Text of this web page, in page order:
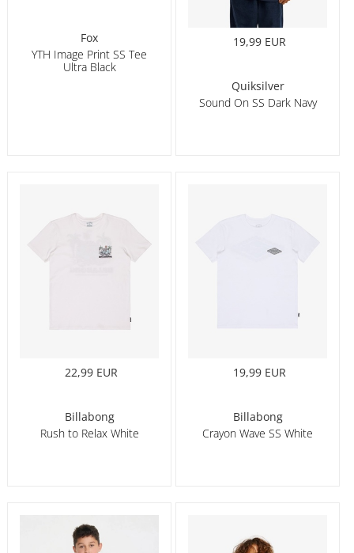
Fox
YTH Image Print SS Tee
Ultra Black
19,99 EUR
Quiksilver
Sound On SS Dark Navy
22,99 EUR
Billabong
Rush to Relax White
19,99 EUR
Billabong
Crayon Wave SS White